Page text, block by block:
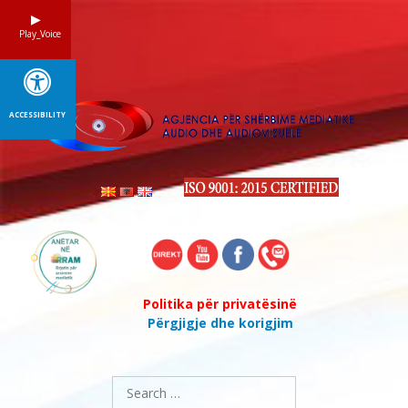
Politika për privatësinë
Përgjigje dhe korigjim
Search
for:
Play_Voice
ACCESSIBILITY